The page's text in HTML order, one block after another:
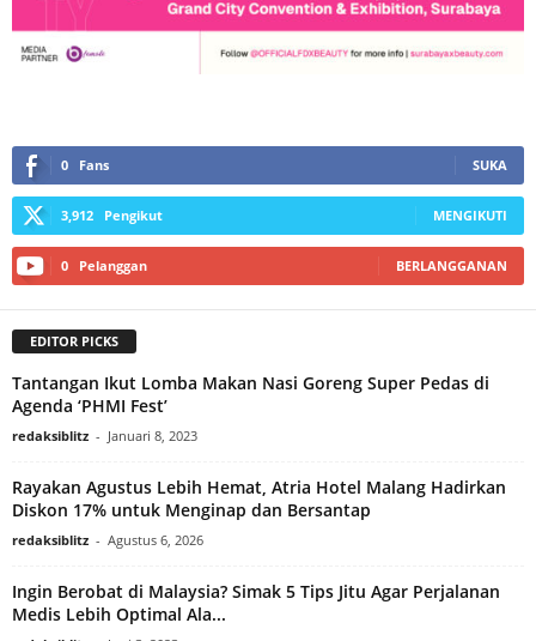
0 Fans SUKA
3,912 Pengikut MENGIKUTI
0 Pelanggan BERLANGGANAN
EDITOR PICKS
Tantangan Ikut Lomba Makan Nasi Goreng Super Pedas di
Agenda ‘PHMI Fest’
redaksiblitz - Januari 8, 2023
Rayakan Agustus Lebih Hemat, Atria Hotel Malang Hadirkan
Diskon 17% untuk Menginap dan Bersantap
redaksiblitz - Agustus 6, 2026
Ingin Berobat di Malaysia? Simak 5 Tips Jitu Agar Perjalanan
Medis Lebih Optimal Ala...